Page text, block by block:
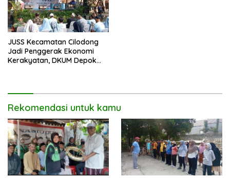
JUSS Kecamatan Cilodong
Jadi Penggerak Ekonomi
Kerakyatan, DKUM Depok
Rekomendasi untuk kamu